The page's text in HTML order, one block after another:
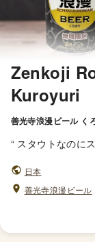
Zenkoji
Kuroyuri
善光寺浪漫ビール く
“ スタウトなのに
日本
善光寺浪漫ビール